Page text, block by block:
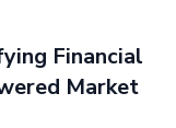
Financial
Market